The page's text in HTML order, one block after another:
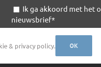
& privacy policy. OK
Ik ga akkoord met het
nieuwsbrief*